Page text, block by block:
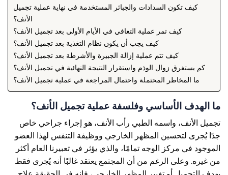
كيف تكون السدادات والجبائر المستخدمة في نهاية عملية تجميل
الأنف؟
كيف تمر عملية التعافي في الأيام الأولى بعد تجميل الأنف؟
كيف يجب أن يكون نظام التغذية بعد تجميل الأنف؟
كيف تتم عملية إزالة الجبيرة والأشرطة بعد تجميل الأنف؟
كم يستغرق زوال الوذم واستقرار النتيجة النهائية في تجميل الأنف؟
ما المخاطر المحتملة واحتمال المراجعة في عملية تجميل الأنف؟
ما الهدف الأساسي وفلسفة عملية تجميل الأنف؟
تجميل الأنف، واسمه الطبي رأب الأنف، هو إجراء جراحي خاص
جدًا يُجرى لتحسين المظهر الخارجي ووظيفة التنفس لهذا العضو
الموجود في مركز الوجه تمامًا، والذي يؤثر في تعبيرنا العام أكثر
من غيره. وعلى الرغم من أن المجتمع يعتقد غالبًا أنه يُجرى فقط